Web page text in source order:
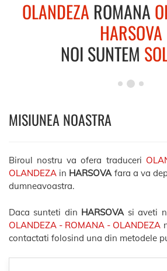
OLANDEZA ROMANA
HARSOVA
NOI SUNTEM
MISIUNEA NOASTRA
Biroul nostru va ofera traduceri
OLANDEZA in HARSOVAfara a va
dumneavoastra.
Daca sunteti din HARSOVA si aveti
OLANDEZA - ROMANA - OLANDEZA
contactati folosind una din metodele